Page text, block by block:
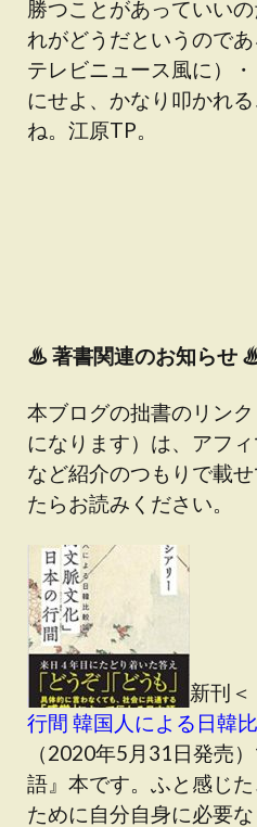
勝つことがあっていい
れがどうだというので
テレビニュース風に）
にせよ、かなり叩かれ
ね。江原TP。
♨著書関連のお知らせ
本ブログの拙書のリン
になります）は、アフ
など紹介のつもりで載
たらお読みください。
新刊＜
行間 韓国人による日韓
（2020年5月31日発売
語』本です。ふと感じ
ために自分自身に必要な